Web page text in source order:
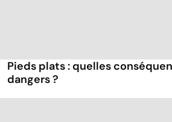
Pieds plats : quelles
dangers ?